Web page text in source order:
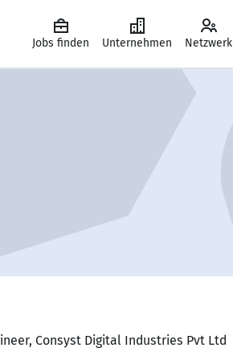
Jobs finden Unternehmen Netzwerk
Consyst Digital Industries Pvt Ltd